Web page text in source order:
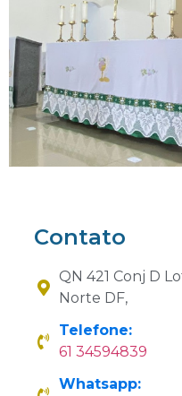
Contato
QN 421 Conj D
Norte DF,
Telefone:
61 34594839
Whatsapp: